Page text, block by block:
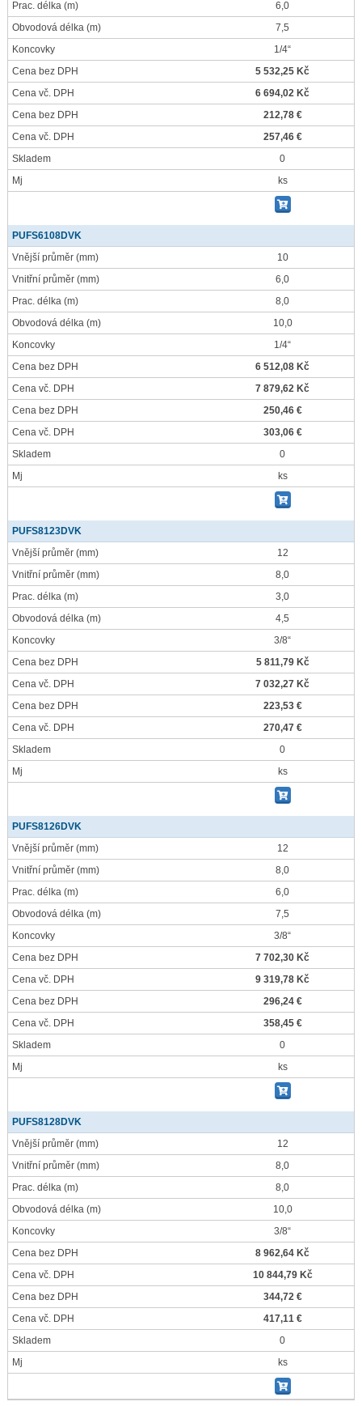
Prac. délka (m)
6,0
Obvodová délka (m)
7,5
Koncovky
1/4“
Cena bez DPH
5 532,25 Kč
Cena vč. DPH
6 694,02 Kč
Cena bez DPH
212,78 €
Cena vč. DPH
257,46 €
Skladem
0
Mj
ks
PUFS6108DVK
Vnější průměr (mm)
10
Vnitřní průměr (mm)
6,0
Prac. délka (m)
8,0
Obvodová délka (m)
10,0
Koncovky
1/4“
Cena bez DPH
6 512,08 Kč
Cena vč. DPH
7 879,62 Kč
Cena bez DPH
250,46 €
Cena vč. DPH
303,06 €
Skladem
0
Mj
ks
PUFS8123DVK
Vnější průměr (mm)
12
Vnitřní průměr (mm)
8,0
Prac. délka (m)
3,0
Obvodová délka (m)
4,5
Koncovky
3/8“
Cena bez DPH
5 811,79 Kč
Cena vč. DPH
7 032,27 Kč
Cena bez DPH
223,53 €
Cena vč. DPH
270,47 €
Skladem
0
Mj
ks
PUFS8126DVK
Vnější průměr (mm)
12
Vnitřní průměr (mm)
8,0
Prac. délka (m)
6,0
Obvodová délka (m)
7,5
Koncovky
3/8“
Cena bez DPH
7 702,30 Kč
Cena vč. DPH
9 319,78 Kč
Cena bez DPH
296,24 €
Cena vč. DPH
358,45 €
Skladem
0
Mj
ks
PUFS8128DVK
Vnější průměr (mm)
12
Vnitřní průměr (mm)
8,0
Prac. délka (m)
8,0
Obvodová délka (m)
10,0
Koncovky
3/8“
Cena bez DPH
8 962,64 Kč
Cena vč. DPH
10 844,79 Kč
Cena bez DPH
344,72 €
Cena vč. DPH
417,11 €
Skladem
0
Mj
ks